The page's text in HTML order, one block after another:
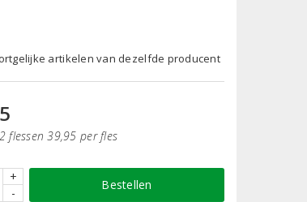
artikelen van dezelfde producent
flessen 39,95 per fles
+
-
Bestellen